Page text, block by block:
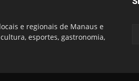
e regionais de Manaus e
esportes, gastronomia,